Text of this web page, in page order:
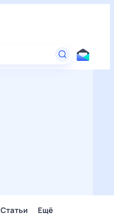
Статьи Ещё